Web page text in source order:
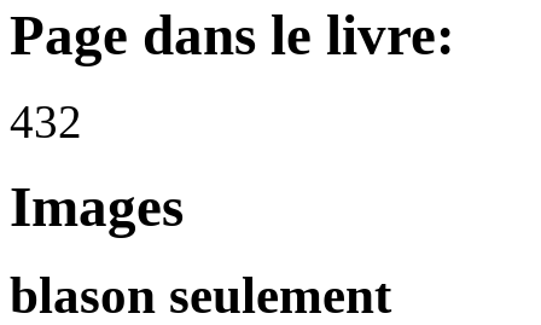
Page dans le livre:
432
Images
blason seulement